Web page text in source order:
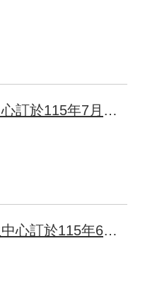
本署北區職業安全衛生中心訂於115年7月份辦理「缺氧/局限空間作業暨戶外高氣溫熱危害預防說明會」三場次，歡迎踴躍報名參加！
職安署南區職業安全衛生中心訂於115年6月30日(星期二)上午8:30-12:30於達和環保服務股份有限公司(台南市永康垃圾資源回收(焚化)廠)2樓會議室（地址：臺南市永康區王行東路166號）舉辦115年度「勞動條件暨職業安全衛生」教育訓練，歡迎踴躍報名參加。